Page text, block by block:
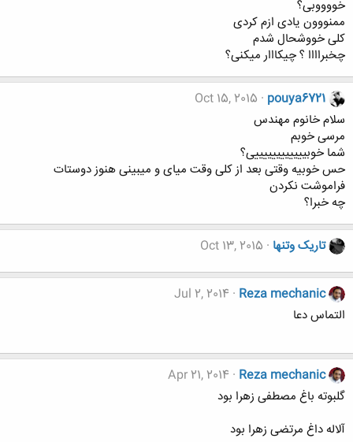
خووووبی؟
ممنووون یادی ازم کردی
کلی خووشحال شدم
چخبراااا ؟ چیکااار میکنی؟
pouya6721
Oct 15, 2015
سلام خانوم مهندس
مرسی خوبم
شما خوبییییییییییییی؟
حس خوبیه وقتی بعد از کلی وقت میای و میبینی هنوز دوستات
فراموشت نکردن
چه خبرا؟
تاریک وتنها Oct 13, 2015
Reza mechanic
Jul 2, 2014
التماس دعا
Reza mechanic
Apr 21, 2014
گلبوته باغ مصطفى زهرا بود
آلاله داغ مرتضى زهرا بود